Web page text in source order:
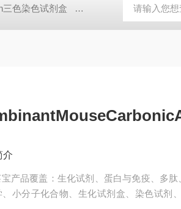
三色染色试剂盒 X8200二甲酚橙 63721-
介
产品覆盖：生化试剂、蛋白与免疫、多肽
小分子化合物、生化试剂盒、染色试剂